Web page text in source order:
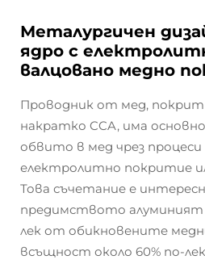
Металургичен
ядро с
валцовано медно
Проводник от мед, покрит
накратко CCA, има
обвито в мед чрез
електролитно покритие
Това съчетание е
предимството алуминият
лек от обикновените
всъщност около 60% по-